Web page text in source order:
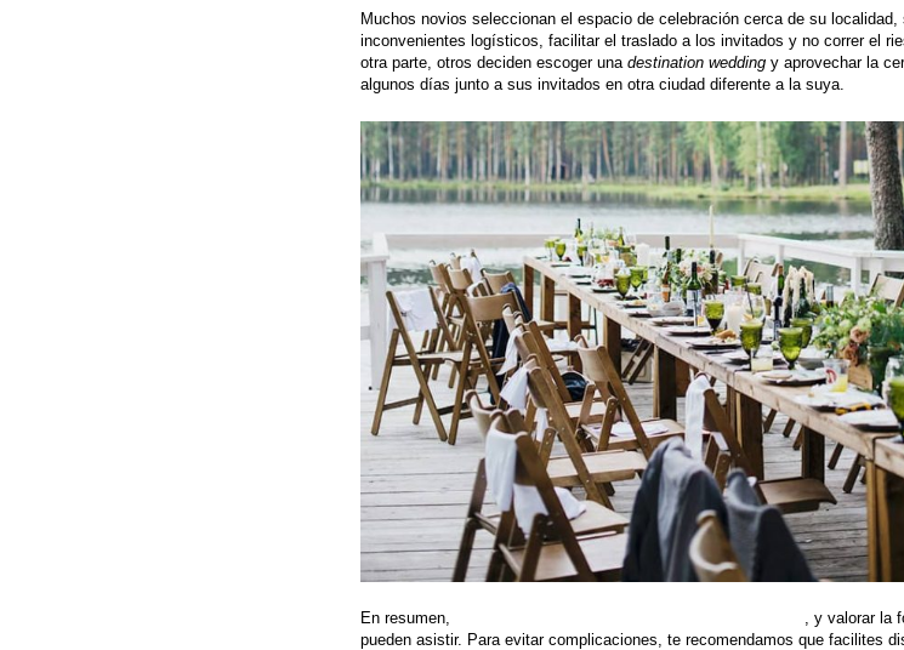
Muchos novios seleccionan el espacio de celebración cerca de su localidad,
inconvenientes logísticos, facilitar el traslado a los invitados y no correr el
otra parte, otros deciden escoger una destination wedding y aprovechar la
algunos días junto a sus invitados en otra ciudad diferente a la suya.
En resumen,
, y valorar la
pueden asistir. Para evitar complicaciones, te recomendamos que facilites